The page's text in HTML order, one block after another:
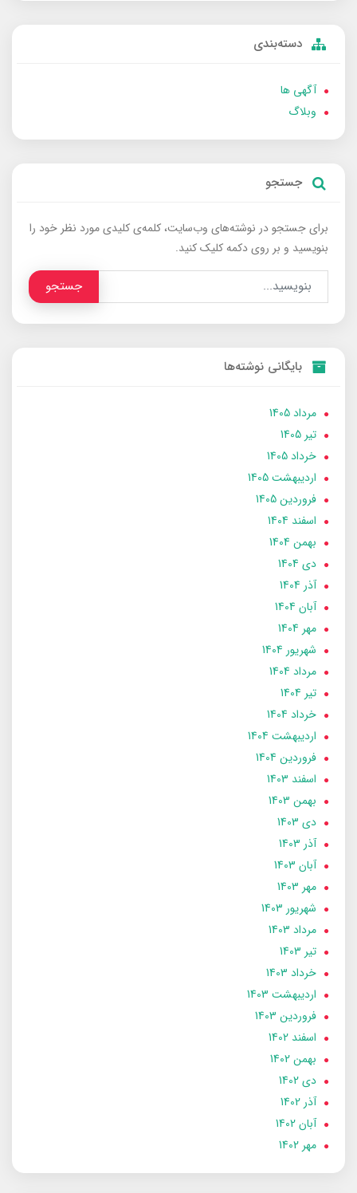
دسته‌بندی
آگهی ها
وبلاگ
جستجو
برای جستجو در نوشته‌های وب‌سایت، کلمه‌ی کلیدی مورد نظر خود را
بنویسید و بر روی دکمه کلیک کنید.
جستجو
بایگانی نوشته‌ها
مرداد 1405
تير 1405
خرداد 1405
ارديبهشت 1405
فروردین 1405
اسفند 1404
بهمن 1404
دی 1404
آذر 1404
آبان 1404
مهر 1404
شهریور 1404
مرداد 1404
تير 1404
خرداد 1404
ارديبهشت 1404
فروردین 1404
اسفند 1403
بهمن 1403
دی 1403
آذر 1403
آبان 1403
مهر 1403
شهریور 1403
مرداد 1403
تير 1403
خرداد 1403
ارديبهشت 1403
فروردین 1403
اسفند 1402
بهمن 1402
دی 1402
آذر 1402
آبان 1402
مهر 1402